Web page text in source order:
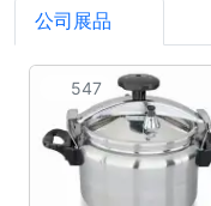
公司展品
547